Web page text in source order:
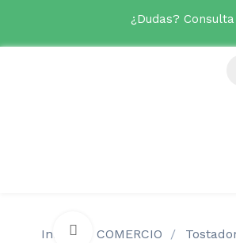
¿Dudas?
Inicio COMERCIO
Click to enlarge